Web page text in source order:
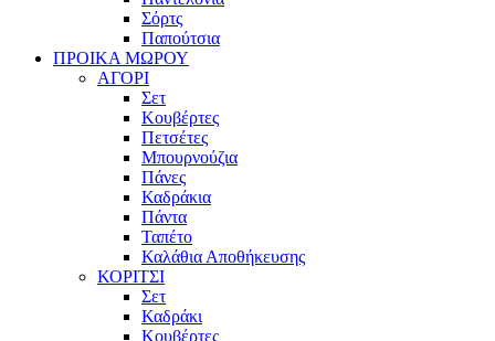
Σόρτς
Παπούτσια
ΠΡΟΙΚΑ ΜΩΡΟΥ
ΑΓΟΡΙ
Σετ
Κουβέρτες
Πετσέτες
Μπουρνούζια
Πάνες
Καδράκια
Πάντα
Ταπέτο
Καλάθια Αποθήκευσης
ΚΟΡΙΤΣΙ
Σετ
Καδράκι
Κουβέρτες